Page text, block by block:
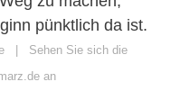
pünktlich da ist.
| Sehen Sie sich die
an